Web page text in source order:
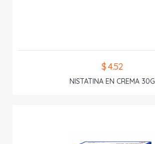
$ 4.52
NISTATINA EN CREMA 30G